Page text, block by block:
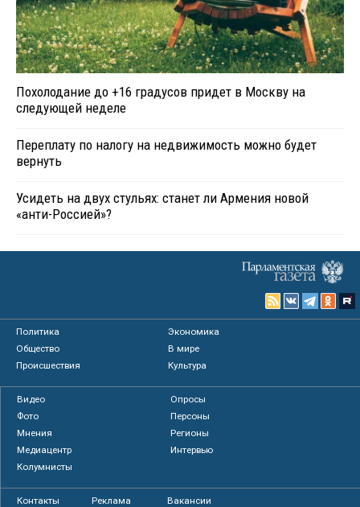
Похолодание до +16 градусов придет в Москву на
следующей неделе
Переплату по налогу на недвижимость можно будет
вернуть
Усидеть на двух стульях: станет ли Армения новой
«анти-Россией»?
Политика
Экономика
Общество
В мире
Происшествия
Культура
Видео
Опросы
Фото
Персоны
Мнения
Регионы
Медиацентр
Интервью
Колумнисты
Контакты Реклама Вакансии